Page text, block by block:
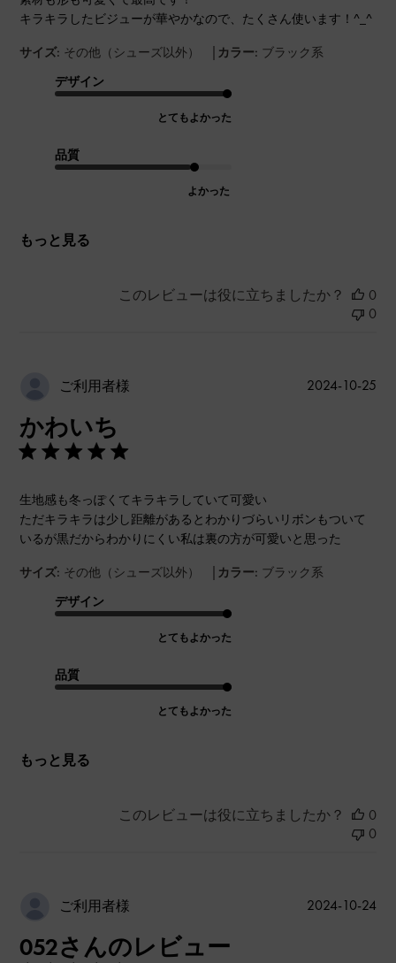
キラキラしたビジューが華やかなので、たくさん使います！^_^
サイズ: その他（シューズ以外） | カラー: ブラック系
デザイン
とてもよかった
品質
よかった
もっと見る
このレビューは役に立ちましたか？
0
0
ご利用者様
かわいち
生地感も冬っぽくてキラキラしていて可愛い
ただキラキラは少し距離があるとわかりづらいリボンもついて
いるが黒だからわかりにくい私は裏の方が可愛いと思った
サイズ: その他（シューズ以外） | カラー: ブラック系
デザイン
とてもよかった
品質
とてもよかった
もっと見る
公
2024-10-25
このレビューは役に立ちましたか？
0
0
ご利用者様
052さんのレビュー
公
2024-10-24